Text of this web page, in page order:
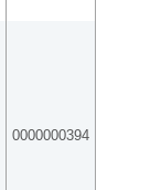
0000000394